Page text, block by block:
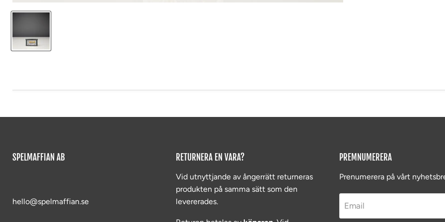
SPELMAFFIAN AB
hello@spelmaffian.se
RETURNERA EN VARA?
Vid utnyttjande av ångerrätt returneras
produkten på samma sätt som den
levererades.
PREMNUMERERA
Prenumerera på vårt
Email